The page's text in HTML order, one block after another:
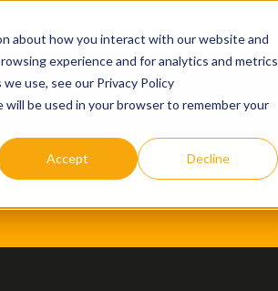
about how you interact with our website and
experience and for analytics and metrics
use, see our Privacy Policy
be used in your browser to remember your
Accept Decline